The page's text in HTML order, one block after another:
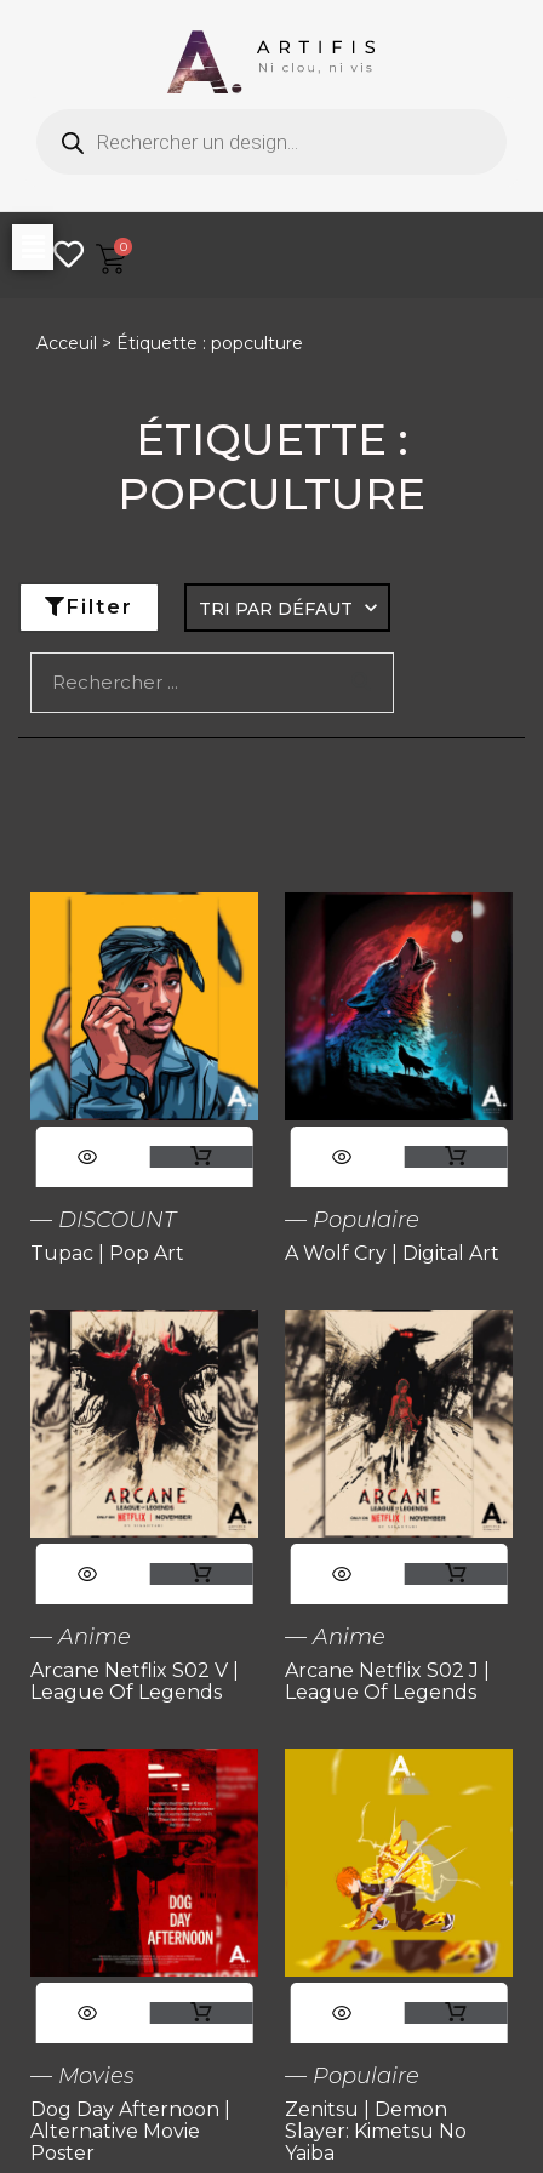
contenu
de
0
Acceuil > Étiquette : popculture
ÉTIQUETTE :
POPCULTURE
Filter
Rechercher
produit
a
plusieurs
variations.
Les
options
peuvent
être
choisies
sur
la
page
produit
DISCOUNT
Tupac | Pop Art
produit
a
plusieurs
variations.
Les
options
peuvent
être
choisies
sur
page
produit
Populaire
A Wolf Cry | Digital Art
produit
a
variations.
Les
options
peuvent
être
choisies
sur
Anime
Arcane Netflix S02 V |
League Of Legends
produit
a
variations.
options
peuvent
être
choisies
sur
Anime
Arcane Netflix S02 J |
League Of Legends
produit
a
Movies
Dog Day Afternoon |
Alternative Movie
Poster
produit
a
Populaire
Zenitsu | Demon
Slayer: Kimetsu No
Yaiba